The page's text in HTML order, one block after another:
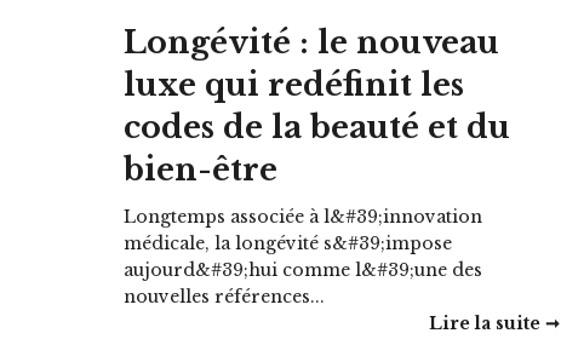
Longévité : le nouveau
luxe qui redéfinit les
codes de la beauté et du
bien-être
Longtemps associée à l&#39;innovation
médicale, la longévité s&#39;impose
aujourd&#39;hui comme l&#39;une des
nouvelles références...
Lire la suite ➞